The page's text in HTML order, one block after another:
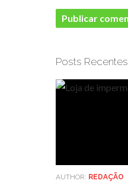
Posts Recentes
AUTHOR: REDAÇÃO